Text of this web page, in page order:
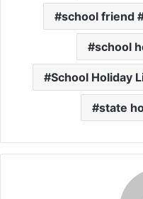
school friend
school
School Holiday
state